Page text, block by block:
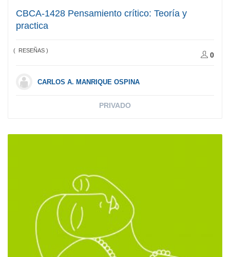
CBCA-1428 Pensamiento crítico: Teoría y
practica
( RESEÑAS )
0
CARLOS A. MANRIQUE OSPINA
PRIVADO